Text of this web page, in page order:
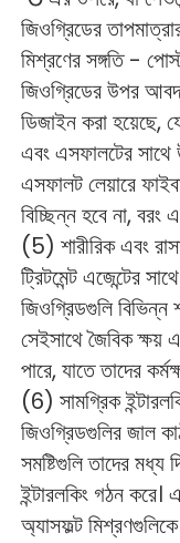
জিওগ্রিডের
মিশ্রণের সঙ্গতি -
জিওগ্রিডের উপর
ডিজাইন করা হয়েছে,
এবং এসফালটের সাথে
এসফালট লেয়ারে
বিচ্ছিন্ন হবে না, বরং
(5) শারীরিক এবং
ট্রিটমেন্ট এজেন্টের
জিওগ্রিডগুলি বিভিন্ন
সেইসাথে জৈবিক ক্ষয়
পারে, যাতে তাদের
(6) সামগ্রিক
জিওগ্রিডগুলির জাল
সমষ্টিগুলি তাদের মধ্য
ইন্টারলকিং গঠন করে।
অ্যাসফল্ট